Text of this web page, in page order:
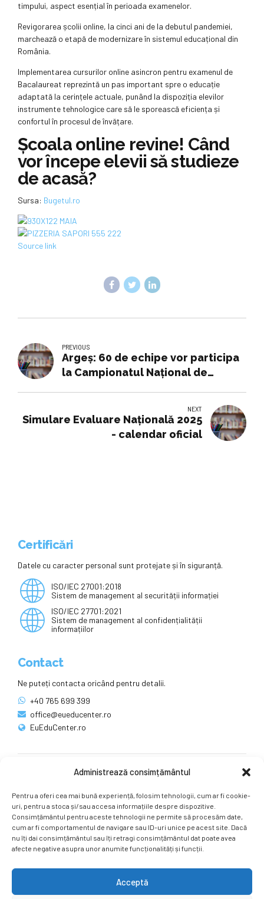
Administrează consimțământul
Pentru a oferi cea mai bună experiență, folosim tehnologii, cum ar fi cookie-
uri, pentru a stoca și/sau accesa informațiile despre dispozitive.
Consimțământul pentru aceste tehnologii ne permite să procesăm date,
cum ar fi comportamentul de navigare sau ID-uri unice pe acest site. Dacă
nu îți dai consimțământul sau îți retragi consimțământul dat poate avea
afecte negative asupra unor anumite funcționalități și funcții.
Acceptă
timpului, aspect esențial în perioada examenelor.
Revigorarea școlii online, la cinci ani de la debutul pandemiei,
marchează o etapă de modernizare în sistemul educațional din
România.
Implementarea cursurilor online asincron pentru examenul de
Bacalaureat reprezintă un pas important spre o educație
adaptată la cerințele actuale, punând la dispoziția elevilor
instrumente tehnologice care să le sporească eficiența și
confortul în procesul de învățare.
Școala online revine! Când
vor începe elevii să studieze
de acasă?
Sursa: Bugetul.ro
Source link
PREVIOUS
Argeș: 60 de echipe vor participa
la Campionatul Național de
NEXT
Simulare Evaluare Națională 2025
- calendar oficial
Certificări
Datele cu caracter personal sunt protejate și în siguranță.
ISO/IEC 27001:2018
Sistem de management al securității informației
ISO/IEC 27701:2021
Sistem de management al confidențialității
informațiilor
Contact
Ne puteți contacta oricând pentru detalii.
+40 765 699 399
office@eueducenter.ro
EuEduCenter.ro
Ne puteți găsi și pe rețelele sociale.